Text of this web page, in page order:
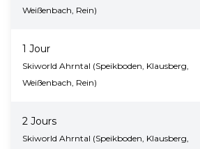
Weißenbach, Rein)
1 Jour
Skiworld Ahrntal (Speikboden, Klausberg,
Weißenbach, Rein)
2 Jours
Skiworld Ahrntal (Speikboden, Klausberg,